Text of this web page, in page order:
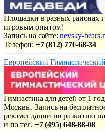
Площадки в разных районах
игровым опытом!
Запись на сайте: nevsky-
Телефон: +7 (812) 770-68-34
Европейский
Гимнастика для детей от 1
Москвы. Запись на
рекомендации по развитию
и по тел. +7 (495) 648-88-08